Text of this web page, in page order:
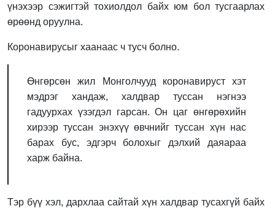
үнэхээр сэжигтэй тохиолдол байх юм бол тусгаарлах
өрөөнд оруулна.
Коронавирусыг хаанаас ч тусч болно.
Өнгөрсөн жил Монголчууд коронавируст хэт
мэдрэг хандаж, халдвар туссан нэгнээ
гадуурхах үзэгдэл гарсан. Он цаг өнгөрөхийн
хирээр туссан энэхүү өвчнийг туссан хүн нас
барах бус, эдгэрч болохыг дэлхий даяараа
харж байна.
Тэр бүү хэл, дархлаа сайтай хүн халдвар тусахгүй байх